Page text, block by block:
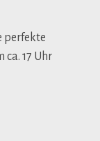
perfekte
17 Uhr